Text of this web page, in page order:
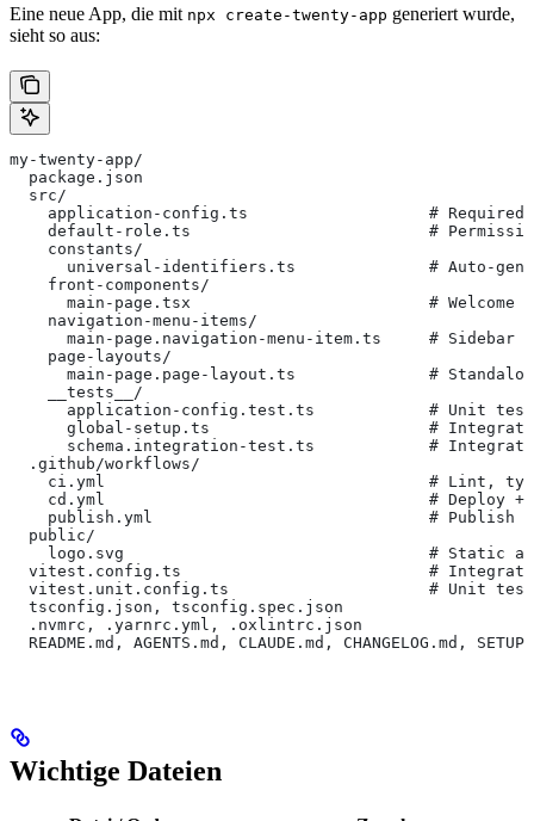
Eine neue App, die mit npx create-twenty-app generiert wurde,
sieht so aus:
my-twenty-app/
  package.json
  src/
application-config.ts                   # Required
default-role.ts                         #
    constants/
universal-identifiers.ts              # Auto-
    front-components/
main-page.tsx                         # Welcome
    navigation-menu-items/
main-page.navigation-menu-item.ts     # Sidebar
    page-layouts/
main-page.page-layout.ts              #
    __tests__/
      application-config.test.ts            # Unit test
global-setup.ts                       #
schema.integration-test.ts            #
  .github/workflows/
ci.yml                                  # Lint,
cd.yml                                  # Deploy +
publish.yml                             # Publish
  public/
logo.svg                                # Static
vitest.config.ts                          #
vitest.unit.config.ts                     # Unit
  tsconfig.json, tsconfig.spec.json
  .nvmrc, .yarnrc.yml, .oxlintrc.json
README.md, AGENTS.md, CLAUDE.md, CHANGELOG.md,
Wichtige Dateien